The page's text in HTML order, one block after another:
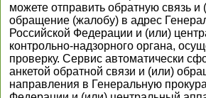
можете отправить обратную связь
обращение (жалобу) в адрес
Российской Федерации и (или)
контрольно-надзорного органа,
проверку. Сервис автоматически
анкетой обратной связи и (или)
направления в Генеральную